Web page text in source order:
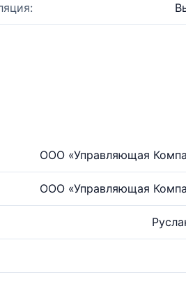
ООО «Управляющая
ООО «Управляющая